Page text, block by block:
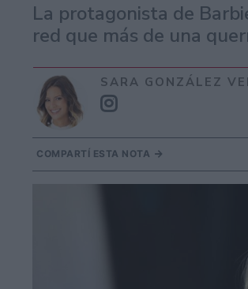
La protagonista de
red que más de una
SARA GONZÁLEZ
COMPARTÍ ESTA NOTA